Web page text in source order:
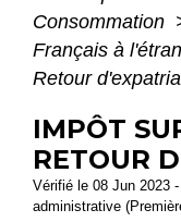
Consommation
Français à
Retour
IMPÔT
RETOUR
Vérifié le 08 Jun 2023
administrative